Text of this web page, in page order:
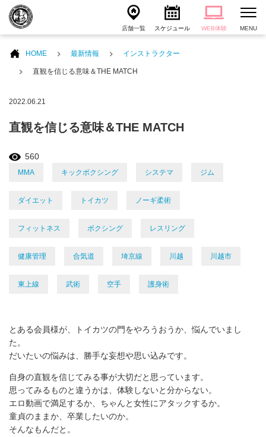
店舗一覧 スケジュール WEB体験 MENU
HOME 最新情報 インストラクター
直観を信じる意味＆THE MATCH
2022.06.21
直観を信じる意味＆THE MATCH
560
MMA キックボクシング システマ ジム
ダイエット トイカツ ノーギ柔術
フィットネス ボクシング レスリング
健康管理 合気道 埼京線 川越 川越市
東上線 武術 空手 護身術
とある会員様が、トイカツの門をやろうおうか、悩んでいまし
た。
だいたいの悩みは、勝手な妄想や思い込みです。
自身の直観を信じてみる事が大切だと思っています。
思ってみるものと違うかは、体験しないと分からない。
エロ動画で満足するか、ちゃんと女性にアタックするか。
童貞のままか、卒業したいのか。
そんなもんだと。